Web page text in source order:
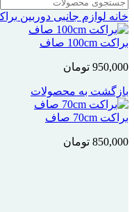
خانه لوازم جانبی دوربین
براکت 100cm صاف
950,000 تومان
بازگشت به محصولات
براکت 70cm صاف
850,000 تومان